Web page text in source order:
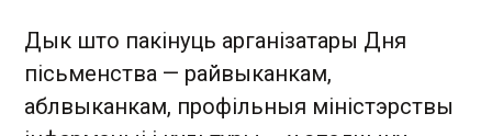
Дык што пакінуць арганізатары Дня
пісьменства — райвыканкам,
аблвыканкам, профільныя міністэрствы